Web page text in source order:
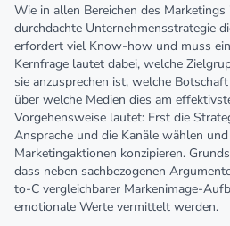
Wie in allen Bereichen des
durchdachte Unternehmensstrategie
erfordert viel Know-how und muss
Kernfrage lautet dabei, welche
sie anzusprechen ist, welche
über welche Medien dies am
Vorgehensweise lautet: Erst die
Ansprache und die Kanäle wählen
Marketingaktionen konzipieren.
dass neben sachbezogenen
to-C vergleichbarer Markenimage-
emotionale Werte vermittelt werden.